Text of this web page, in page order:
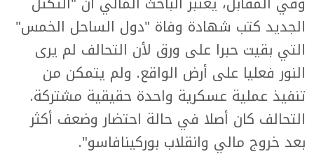
الجديد كتب شهادة وفاة "دول الساحل الخمس"
التي بقيت حبرا على ورق لأن التحالف لم يرى
النور فعليا على أرض الواقع. ولم يتمكن من
تنفيذ عملية عسكرية واحدة حقيقية مشتركة.
التحالف كان أصلا في حالة احتضار وضعف أكثر
بعد خروج مالي وانقلاب بوركينافاسو".